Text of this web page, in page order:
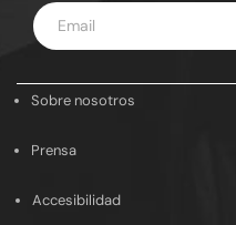
Introduce
tu
Sobre nosotros
Prensa
Accesibilidad